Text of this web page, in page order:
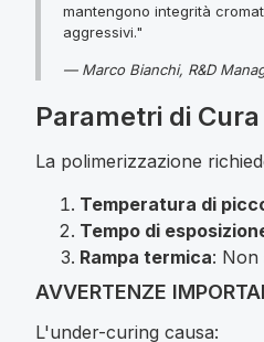
mantengono integrità
aggressivi."
— Marco Bianchi, R&D
Parametri di
La polimerizzazione
Temperatura di
Tempo di
Rampa termica: Non
AVVERTENZE
L'under-curing causa: